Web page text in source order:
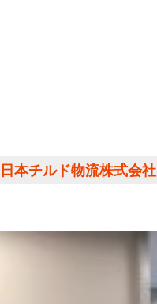
本チルド物流株式会社